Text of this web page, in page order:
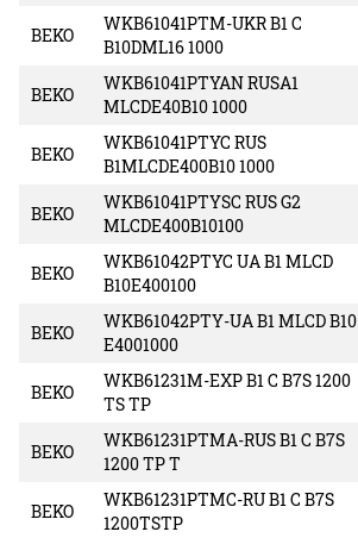
BEKO
WKB61041PTM-UKR B1 C
B10DML16 1000
BEKO
WKB61041PTYAN RUSA1
MLCDE40B10 1000
BEKO
WKB61041PTYC RUS
B1MLCDE400B10 1000
BEKO
WKB61041PTYSC RUS G2
MLCDE400B10100
BEKO
WKB61042PTYC UA B1 MLCD
B10E400100
BEKO
WKB61042PTY-UA B1 MLCD B10
E4001000
BEKO
WKB61231M-EXP B1 C B7S 1200
TS TP
BEKO
WKB61231PTMA-RUS B1 C B7S
1200 TP T
BEKO
WKB61231PTMC-RU B1 C B7S
1200TSTP